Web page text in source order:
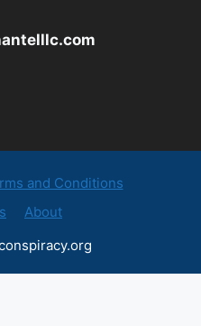
and Conditions
About